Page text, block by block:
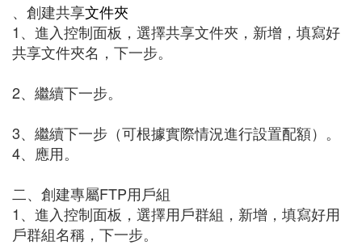
、創建共享文件夾
1、進入控制面板，選擇共享文件夾，新增，填寫好
共享文件夾名，下一步。
2、繼續下一步。
3、繼續下一步（可根據實際情況進行設置配額）。
4、應用。
二、創建專屬FTP用戶組
1、進入控制面板，選擇用戶群組，新增，填寫好用
戶群組名稱，下一步。